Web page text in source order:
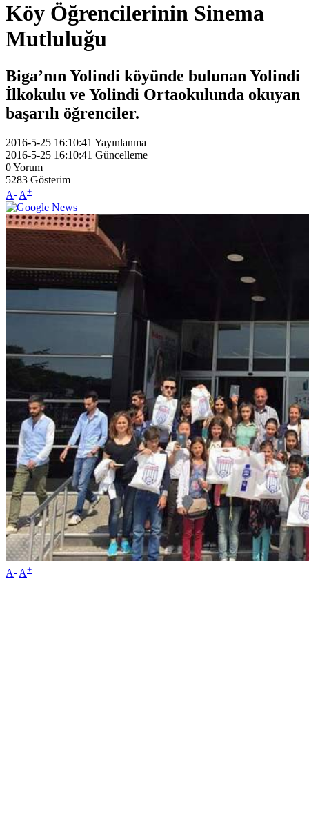
Köy Öğrencilerinin Sinema
Mutluluğu
Biga’nın Yolindi köyünde bulunan Yolindi
İlkokulu ve Yolindi Ortaokulunda okuyan
başarılı öğrenciler.
2016-5-25 16:10:41 Yayınlanma
2016-5-25 16:10:41 Güncelleme
0Yorum
5283 Gösterim
A- A+
A- A+